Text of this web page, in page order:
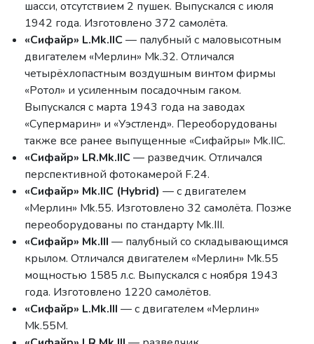
шасси, отсутствием 2 пушек. Выпускался с июля
1942 года. Изготовлено 372 самолёта.
«Сифайр» L.Mk.IIC— палубный с маловысотным
двигателем «Мерлин» Mk.32. Отличался
четырёхлопастным воздушным винтом фирмы
«Ротол» и усиленным посадочным гаком.
Выпускался с марта 1943 года на заводах
«Супермарин» и «Уэстленд». Переоборудованы
также все ранее выпущенные «Сифайры» Mk.IIC.
«Сифайр» LR.Mk.IIC— разведчик. Отличался
перспективной фотокамерой F.24.
«Сифайр» Mk.IIC (Hybrid) — с двигателем
«Мерлин» Mk.55. Изготовлено 32 самолёта. Позже
переоборудованы по стандарту Mk.III.
«Сифайр» Mk.III — палубный со складывающимся
крылом. Отличался двигателем «Мерлин» Mk.55
мощностью 1585 л.с. Выпускался с ноября 1943
года. Изготовлено 1220 самолётов.
«Сифайр» L.Mk.III — с двигателем «Мерлин»
Mk.55M.